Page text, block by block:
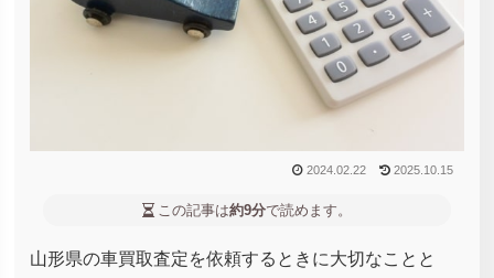
2024.02.22 2025.10.15
この記事は約9分で読めます。
山形県の車買取査定を依頼するときに大切なことと